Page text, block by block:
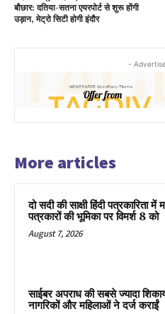
बौछार: दतिया-सतना एयरपोर्ट से शुरू होंगी
उड़ान, मेट्रो सिटी होगी इंदौर
-
More articles
दो सदी की साक्षी हिंदी पत्रकारिता में
पत्रकारों की भूमिका पर विमर्श 8 को
August 7, 2026
साईबर अपराध की सबसे ज्यादा
नागरिकों और महिलाओं ने दर्ज कराईं